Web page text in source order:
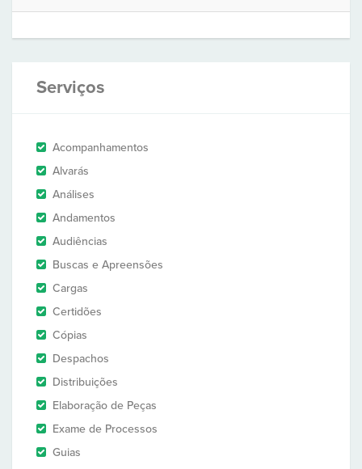
Serviços
Acompanhamentos
Alvarás
Análises
Andamentos
Audiências
Buscas e Apreensões
Cargas
Certidões
Cópias
Despachos
Distribuições
Elaboração de Peças
Exame de Processos
Guias